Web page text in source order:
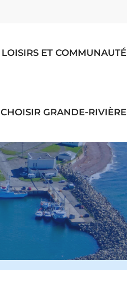
LOISIRS ET COMMUNAUTÉ
CHOISIR GRANDE-RIVIÈRE